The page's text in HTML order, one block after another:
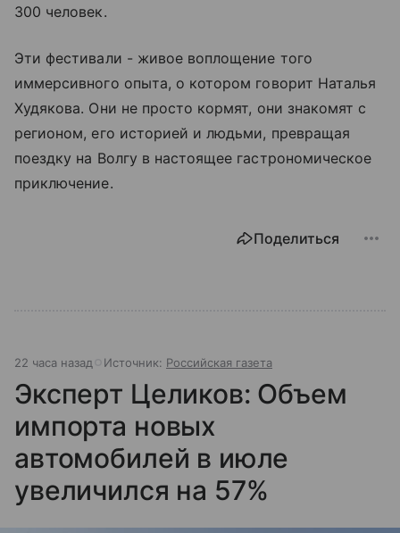
300 человек.
Эти фестивали - живое воплощение того
иммерсивного опыта, о котором говорит Наталья
Худякова. Они не просто кормят, они знакомят с
регионом, его историей и людьми, превращая
поездку на Волгу в настоящее гастрономическое
приключение.
Поделиться
22 часа назад Источник: Российская газета
Эксперт Целиков: Объем
импорта новых
автомобилей в июле
увеличился на 57%